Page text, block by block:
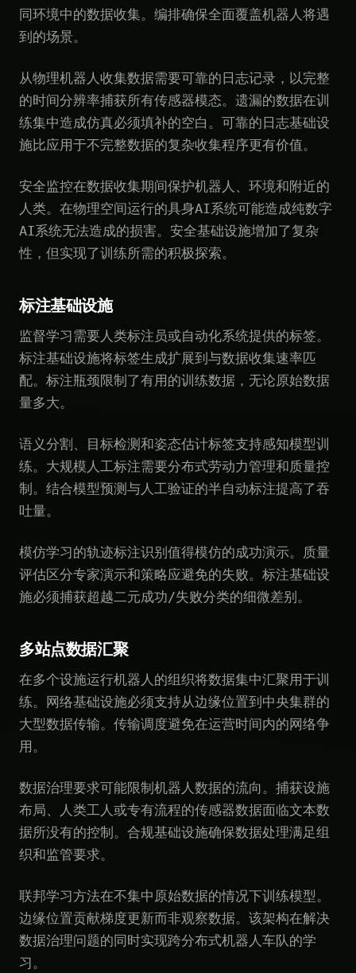
同环境中的数据收集。编排确保全面覆盖机器人将遇
到的场景。
从物理机器人收集数据需要可靠的日志记录，以完整
的时间分辨率捕获所有传感器模态。遗漏的数据在训
练集中造成仿真必须填补的空白。可靠的日志基础设
施比应用于不完整数据的复杂收集程序更有价值。
安全监控在数据收集期间保护机器人、环境和附近的
人类。在物理空间运行的具身AI系统可能造成纯数字
AI系统无法造成的损害。安全基础设施增加了复杂
性，但实现了训练所需的积极探索。
标注基础设施
监督学习需要人类标注员或自动化系统提供的标签。
标注基础设施将标签生成扩展到与数据收集速率匹
配。标注瓶颈限制了有用的训练数据，无论原始数据
量多大。
语义分割、目标检测和姿态估计标签支持感知模型训
练。大规模人工标注需要分布式劳动力管理和质量控
制。结合模型预测与人工验证的半自动标注提高了吞
吐量。
模仿学习的轨迹标注识别值得模仿的成功演示。质量
评估区分专家演示和策略应避免的失败。标注基础设
施必须捕获超越二元成功/失败分类的细微差别。
多站点数据汇聚
在多个设施运行机器人的组织将数据集中汇聚用于训
练。网络基础设施必须支持从边缘位置到中央集群的
大型数据传输。传输调度避免在运营时间内的网络争
用。
数据治理要求可能限制机器人数据的流向。捕获设施
布局、人类工人或专有流程的传感器数据面临文本数
据所没有的控制。合规基础设施确保数据处理满足组
织和监管要求。
联邦学习方法在不集中原始数据的情况下训练模型。
边缘位置贡献梯度更新而非观察数据。该架构在解决
数据治理问题的同时实现跨分布式机器人车队的学
习。